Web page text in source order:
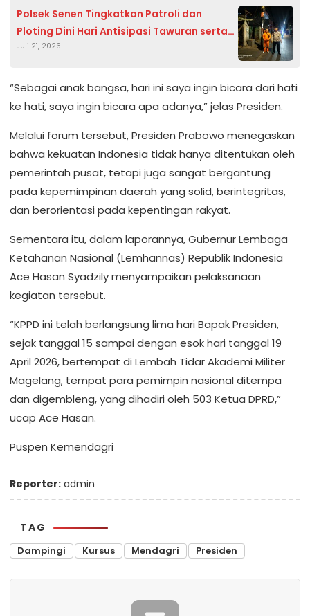
Polsek Senen Tingkatkan Patroli dan
Ploting Dini Hari Antisipasi Tawuran serta
Gangguan Kamtibmas
Juli 21, 2026
“Sebagai anak bangsa, hari ini saya ingin bicara dari hati
ke hati, saya ingin bicara apa adanya,” jelas Presiden.
Melalui forum tersebut, Presiden Prabowo menegaskan
bahwa kekuatan Indonesia tidak hanya ditentukan oleh
pemerintah pusat, tetapi juga sangat bergantung
pada kepemimpinan daerah yang solid, berintegritas,
dan berorientasi pada kepentingan rakyat.
Sementara itu, dalam laporannya, Gubernur Lembaga
Ketahanan Nasional (Lemhannas) Republik Indonesia
Ace Hasan Syadzily menyampaikan pelaksanaan
kegiatan tersebut.
“KPPD ini telah berlangsung lima hari Bapak Presiden,
sejak tanggal 15 sampai dengan esok hari tanggal 19
April 2026, bertempat di Lembah Tidar Akademi Militer
Magelang, tempat para pemimpin nasional ditempa
dan digembleng, yang dihadiri oleh 503 Ketua DPRD,”
ucap Ace Hasan.
Puspen Kemendagri
Reporter: admin
TAG
Dampingi Kursus Mendagri Presiden